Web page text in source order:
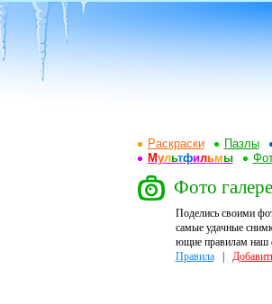
Раскраски
Пазлы
Мультфильмы
Фото
Поделись своими
самые удачные
ющие правилам наш
Правила|